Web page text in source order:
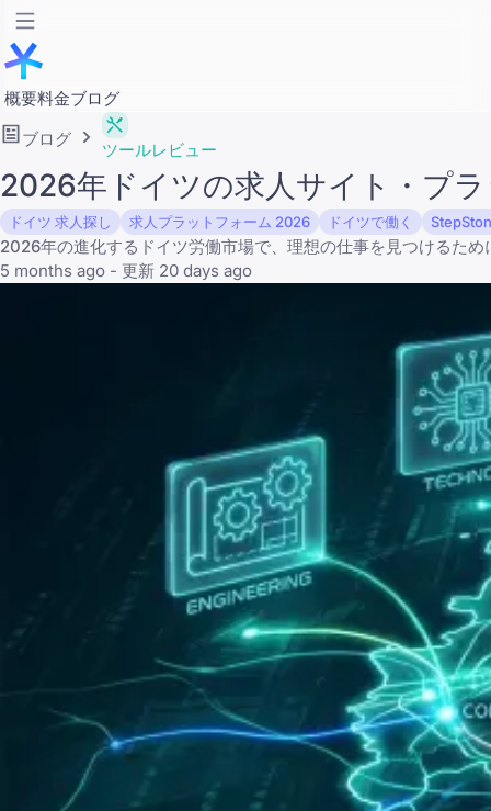
概要料金ブログ
ブログ
ツールレビュー
2026年ドイツの求人サイト・プ
ドイツ 求人探し 求人プラットフォーム 2026 ドイツで働く
2026年の進化するドイツ労働市場で、理想の仕事を見つけるた
5 months ago - 更新 20 days ago